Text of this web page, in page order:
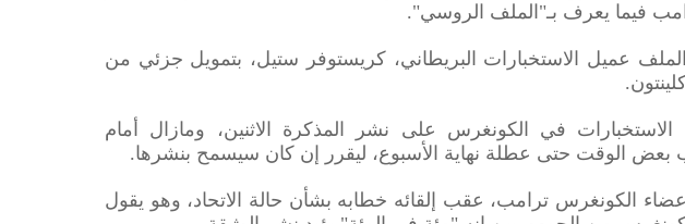
فيما يعرف بـ"الملف الروسي".
عميل الاستخبارات البريطاني، كريستوفر ستيل، بتمويل جزئي من
في الكونغرس على نشر المذكرة الاثنين، ومازال أمام
بعض الوقت حتى عطلة نهاية الأسبوع، ليقرر إن كان سيسمح بنشرها.
الكونغرس ترامب، عقب إلقائه خطابه بشأن حالة الاتحاد، وهو يقول